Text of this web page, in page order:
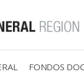
FONDOS